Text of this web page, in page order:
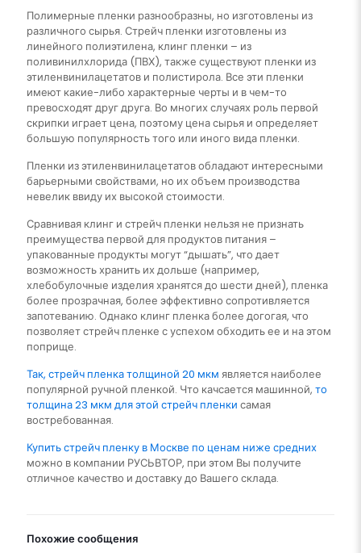
Полимерные пленки разнообразны, но изготовлены из
различного сырья. Стрейч пленки изготовлены из
линейного полиэтилена, клинг пленки – из
поливинилхлорида (ПВХ), также существуют пленки из
этиленвинилацетатов и полистирола. Все эти пленки
имеют какие-либо характерные черты и в чем-то
превосходят друг друга. Во многих случаях роль первой
скрипки играет цена, поэтому цена сырья и определяет
большую популярность того или иного вида пленки.
Пленки из этиленвинилацетатов обладают интересными
барьерными свойствами, но их объем производства
невелик ввиду их высокой стоимости.
Сравнивая клинг и стрейч пленки нельзя не признать
преимущества первой для продуктов питания –
упакованные продукты могут “дышать”, что дает
возможность хранить их дольше (например,
хлебобулочные изделия хранятся до шести дней), пленка
более прозрачная, более эффективно сопротивляется
запотеванию. Однако клинг пленка более догогая, что
позволяет стрейч пленке с успехом обходить ее и на этом
поприще.
Так, стрейч пленка толщиной 20 мкм является наиболее
популярной ручной пленкой. Что качсается машинной, то
толщина 23 мкм для этой стрейч пленки самая
востребованная.
Купить стрейч пленку в Москве по ценам ниже средних
можно в компании РУСЬВТОР, при этом Вы получите
отличное качество и доставку до Вашего склада.
Похожие сообщения